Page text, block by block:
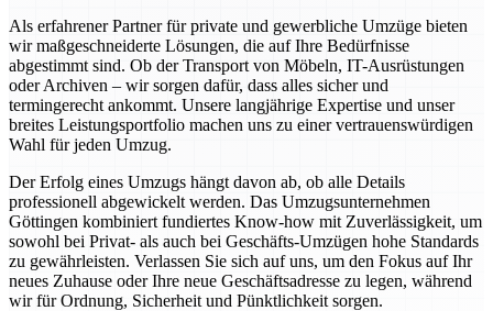
Als erfahrener Partner für private und gewerbliche Umzüge bieten
wir maßgeschneiderte Lösungen, die auf Ihre Bedürfnisse
abgestimmt sind. Ob der Transport von Möbeln, IT-Ausrüstungen
oder Archiven – wir sorgen dafür, dass alles sicher und
termingerecht ankommt. Unsere langjährige Expertise und unser
breites Leistungsportfolio machen uns zu einer vertrauenswürdigen
Wahl für jeden Umzug.
Der Erfolg eines Umzugs hängt davon ab, ob alle Details
professionell abgewickelt werden. Das Umzugsunternehmen
Göttingen kombiniert fundiertes Know-how mit Zuverlässigkeit, um
sowohl bei Privat- als auch bei Geschäfts-Umzügen hohe Standards
zu gewährleisten. Verlassen Sie sich auf uns, um den Fokus auf Ihr
neues Zuhause oder Ihre neue Geschäftsadresse zu legen, während
wir für Ordnung, Sicherheit und Pünktlichkeit sorgen.